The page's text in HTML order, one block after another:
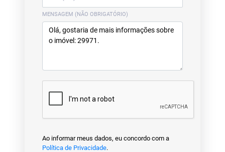
MENSAGEM (NÃO OBRIGATÓRIO)
Ao informar meus dados, eu concordo com a
Política de Privacidade.